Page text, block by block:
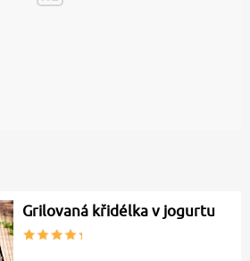
Grilovaná křidélka v jogurtu